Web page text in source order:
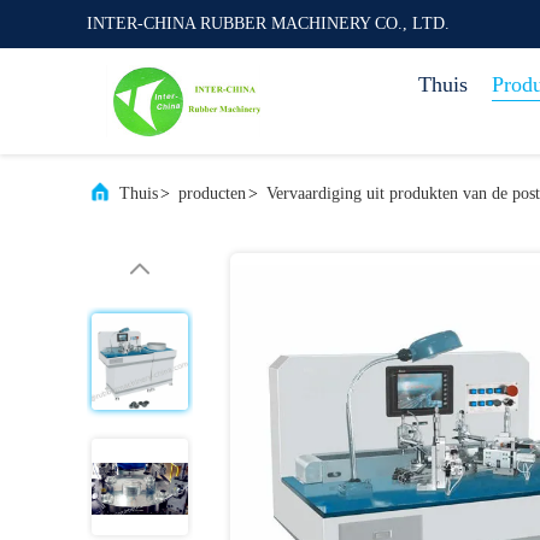
INTER-CHINA RUBBER MACHINERY CO., LTD.
Thuis
Thuis> producten> Vervaardiging uit produkten van de